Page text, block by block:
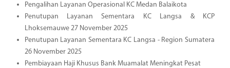
Pengalihan Layanan Operasional KC Medan Balaikota
Penutupan Layanan Sementara KC Langsa & KCP
Lhoksemauwe 27 November 2025
Penutupan Layanan Sementara KC Langsa - Region Sumatera
26 November 2025
Pembiayaan Haji Khusus Bank Muamalat Meningkat Pesat